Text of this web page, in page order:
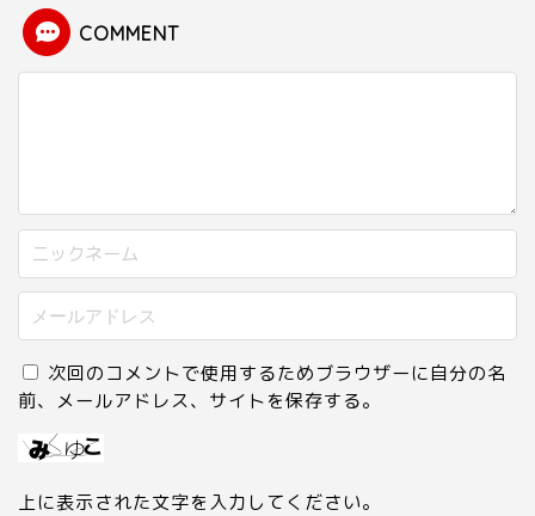
COMMENT
次回のコメントで使用するためブラウザーに自分の名
前、メールアドレス、サイトを保存する。
上に表示された文字を入力してください。